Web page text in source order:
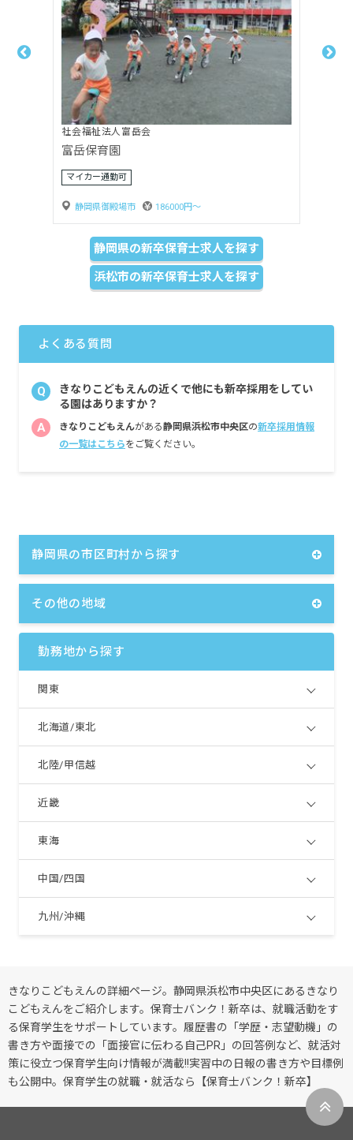
社会福祉法人嬰育会
月坂保育園
賞与3ヶ月以上
静岡県島田市
静岡県の新卒保育士求人を探す
浜松市の新卒保育士求人を探す
よくある質問
Q
きなりこどもえんの近くで他にも新卒採用をしてい
る園はありますか？
A きなりこどもえんがある静岡県浜松市中央区の新卒採用情報
の一覧はこちらをご覧ください。
静岡県の市区町村から探す
その他の地域
勤務地から探す
関東
北海道/東北
北陸/甲信越
近畿
東海
中国/四国
九州/沖縄
きなりこどもえんの詳細ページ。静岡県浜松市中央区にあるきなり
こどもえんをご紹介します。保育士バンク！新卒は、就職活動をす
る保育学生をサポートしています。履歴書の「学歴・志望動機」の
書き方や面接での「面接官に伝わる自己PR」の回答例など、就活対
策に役立つ保育学生向け情報が満載!!実習中の日報の書き方や目標例
も公開中。保育学生の就職・就活なら【保育士バンク！新卒】